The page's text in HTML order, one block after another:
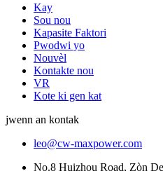
Kay
Sou nou
Kapasite Faktori
Pwodwi yo
Nouvèl
Kontakte nou
VR
Kote ki gen kat
jwenn an kontak
leo@cw-maxpower.com
No.8 Huizhou Road, Zòn